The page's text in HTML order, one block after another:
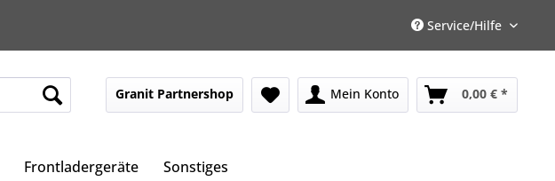
Service/Hilfe
Granit Partnershop Mein Konto 0,00 € *
Frontladergeräte Sonstiges